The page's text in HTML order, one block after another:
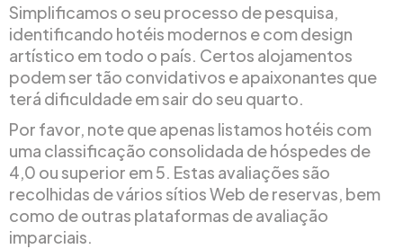
Simplificamos o seu processo de pesquisa,
identificando hotéis modernos e com design
artístico em todo o país. Certos alojamentos
podem ser tão convidativos e apaixonantes que
terá dificuldade em sair do seu quarto.
Por favor, note que apenas listamos hotéis com
uma classificação consolidada de hóspedes de
4,0 ou superior em 5. Estas avaliações são
recolhidas de vários sítios Web de reservas, bem
como de outras plataformas de avaliação
imparciais.